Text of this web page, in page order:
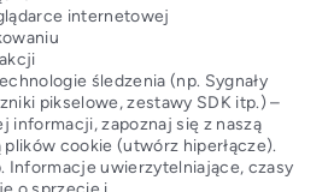
internetowej
śledzenia (np. Sygnały
pikselowe, zestawy SDK itp.) –
informacji, zapoznaj się z naszą
cookie (utwórz hiperłącze).
Informacje uwierzytelniające, czasy